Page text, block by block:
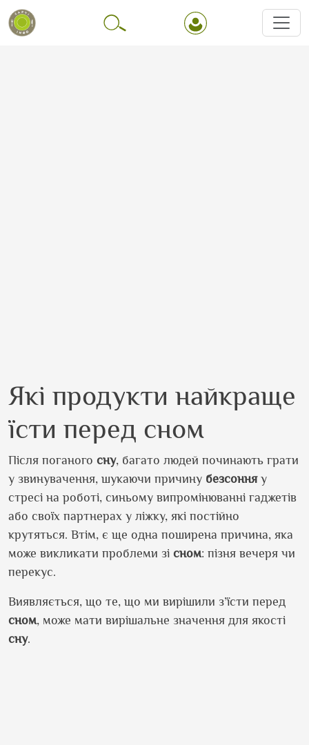
Які продукти найкраще
їсти перед сном
Після поганого сну, багато людей починають грати
у звинувачення, шукаючи причину безсонняу
стресі на роботі, синьому випромінюванні гаджетів
або своїх партнерах у ліжку, які постійно
крутяться. Втім, є ще одна поширена причина, яка
може викликати проблеми зі сном: пізня вечеря чи
перекус.
Виявляється, що те, що ми вирішили з’їсти перед
сном, може мати вирішальне значення для якості
сну.